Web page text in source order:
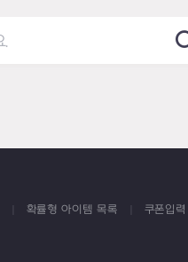
확률형 아이템 목록
쿠폰입력